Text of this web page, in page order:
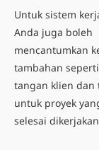
Untuk sistem
Anda juga boleh
mencantumkan
tambahan
tangan klien dan
untuk proyek
selesai